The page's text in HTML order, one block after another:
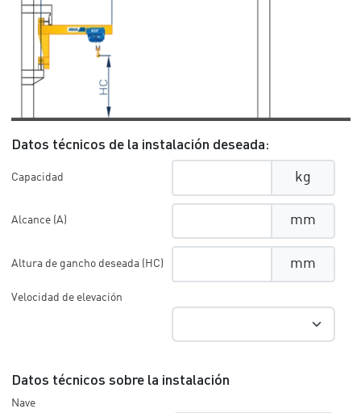
Datos técnicos de la instalación deseada:
Capacidad kg
Alcance (A) mm
Altura de gancho deseada (HC) mm
Velocidad de elevación
Datos técnicos sobre la instalación
Nave